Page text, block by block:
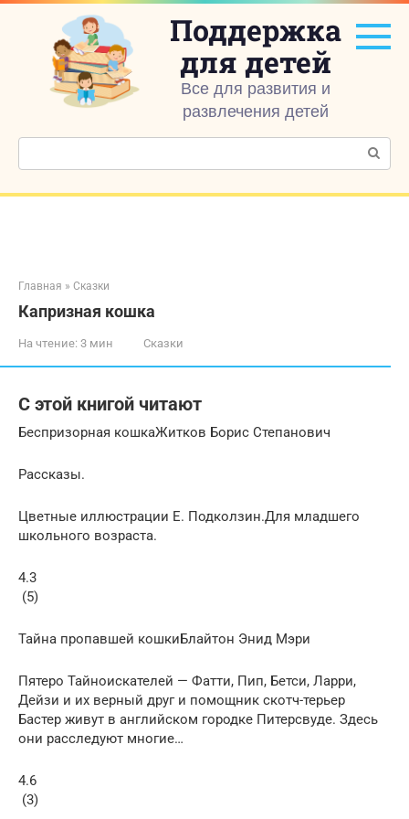
Перейти
контенту
Поддержка
для детей
Все для развития и
развлечения детей
Поиск:
Главная » Сказки
Капризная кошка
На чтение: 3 мин Сказки
С этой книгой читают
Беспризорная кошкаЖитков Борис Степанович
Рассказы.
Цветные иллюстрации Е. Подколзин.Для младшего
школьного возраста.
4.3
(5)
Тайна пропавшей кошкиБлайтон Энид Мэри
Пятеро Тайноискателей — Фатти, Пип, Бетси, Ларри,
Дейзи и их верный друг и помощник скотч-терьер
Бастер живут в английском городке Питерсвуде. Здесь
они расследуют многие…
4.6
(3)